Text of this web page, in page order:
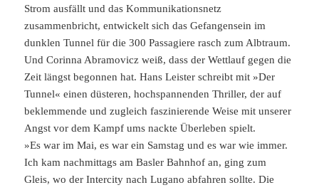
Strom ausfällt und das Kommunikationsnetz
zusammenbricht, entwickelt sich das Gefangensein im
dunklen Tunnel für die 300 Passagiere rasch zum Albtraum.
Und Corinna Abramovicz weiß, dass der Wettlauf gegen die
Zeit längst begonnen hat. Hans Leister schreibt mit »Der
Tunnel« einen düsteren, hochspannenden Thriller, der auf
beklemmende und zugleich faszinierende Weise mit unserer
Angst vor dem Kampf ums nackte Überleben spielt.
»Es war im Mai, es war ein Samstag und es war wie immer.
Ich kam nachmittags am Basler Bahnhof an, ging zum
Gleis, wo der Intercity nach Lugano abfahren sollte. Die